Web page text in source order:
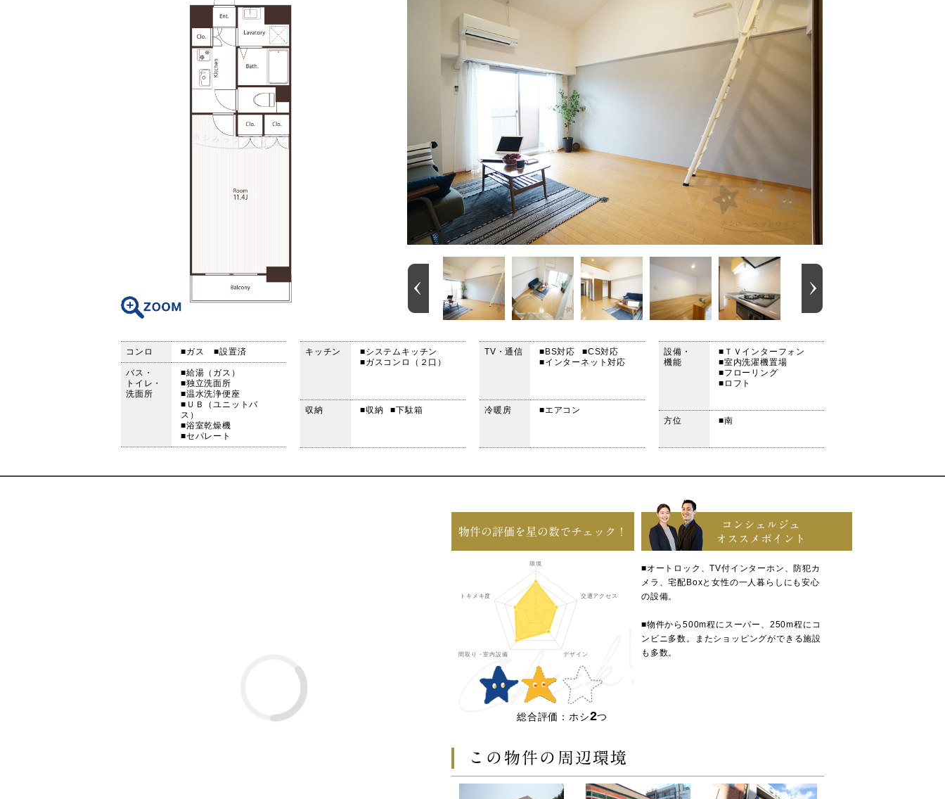
コンロ ■ガス ■設置済
バス・
トイレ・
洗面所
■給湯（ガス）
■独立洗面所
■温水洗浄便座
■ＵＢ（ユニットバ
ス）
■浴室乾燥機
■セパレート
キッチン
■システムキッチン
■ガスコンロ（２口）
収納 ■収納 ■下駄箱
TV・通信 ■BS対応
■CS対応
■インターネット対応
冷暖房 ■エアコン
設備・
機能
■ＴＶインターフォン
■室内洗濯機置場
■フローリング
■ロフト
方位 ■南
物件の評価を星の数でチェック！
総合評価：ホシ2つ
コンシェルジュ
オススメポイント
■オートロック、TV付インターホン、防犯カ
メラ、宅配Boxと女性の一人暮らしにも安心
の設備。
■物件から500m程にスーパー、250m程にコ
ンビニ多数。またショッピングができる施設
も多数。
この物件の周辺環境